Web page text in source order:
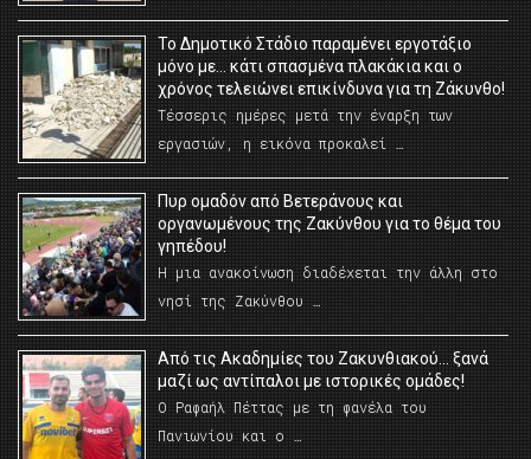
Το Δημοτικό Στάδιο παραμένει εργοτάξιο
μόνο με… κάτι σπασμένα πλακάκια και ο
χρόνος τελειώνει επικίνδυνα για τη Ζάκυνθο!
Τέσσερις ημέρες μετά την έναρξη των
εργασιών, η εικόνα προκαλεί …
Πυρ ομαδόν από Βετεράνους και
οργανωμένους της Ζακύνθου για το θέμα του
γηπέδου!
Η μια ανακοίνωση διαδέχεται την άλλη στο
νησί της Ζακύνθου …
Από τις Ακαδημίες του Ζακυνθιακού… ξανά
μαζί ως αντίπαλοι με ιστορικές ομάδες!
Ο Ραφαήλ Πέττας με τη φανέλα του
Πανιωνίου και ο …